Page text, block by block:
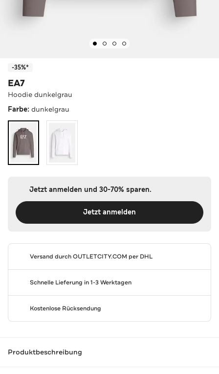
-35%*
EA7
Hoodie dunkelgrau
Farbe: dunkelgrau
Jetzt anmelden und 30-70% sparen.
Jetzt anmelden
Versand durchOUTLETCITY.COM per DHL
Schnelle Lieferung in 1-3 Werktagen
Kostenlose Rücksendung
Produktbeschreibung